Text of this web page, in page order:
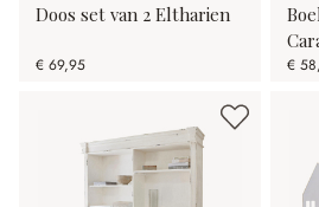
Doos set van 2 Eltharien
€ 69,95 €